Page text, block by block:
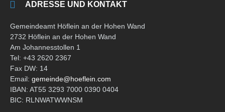
ADRESSE UND KONTAKT
Gemeindeamt Höflein an der Hohen Wand
2732 Höflein an der Hohen Wand
Am Johannesstollen 1
Tel: +43 2620 2367
Fax DW: 14
Email: gemeinde@hoeflein.com
IBAN: AT55 3293 7000 0390 0404
BIC: RLNWATWWNSM